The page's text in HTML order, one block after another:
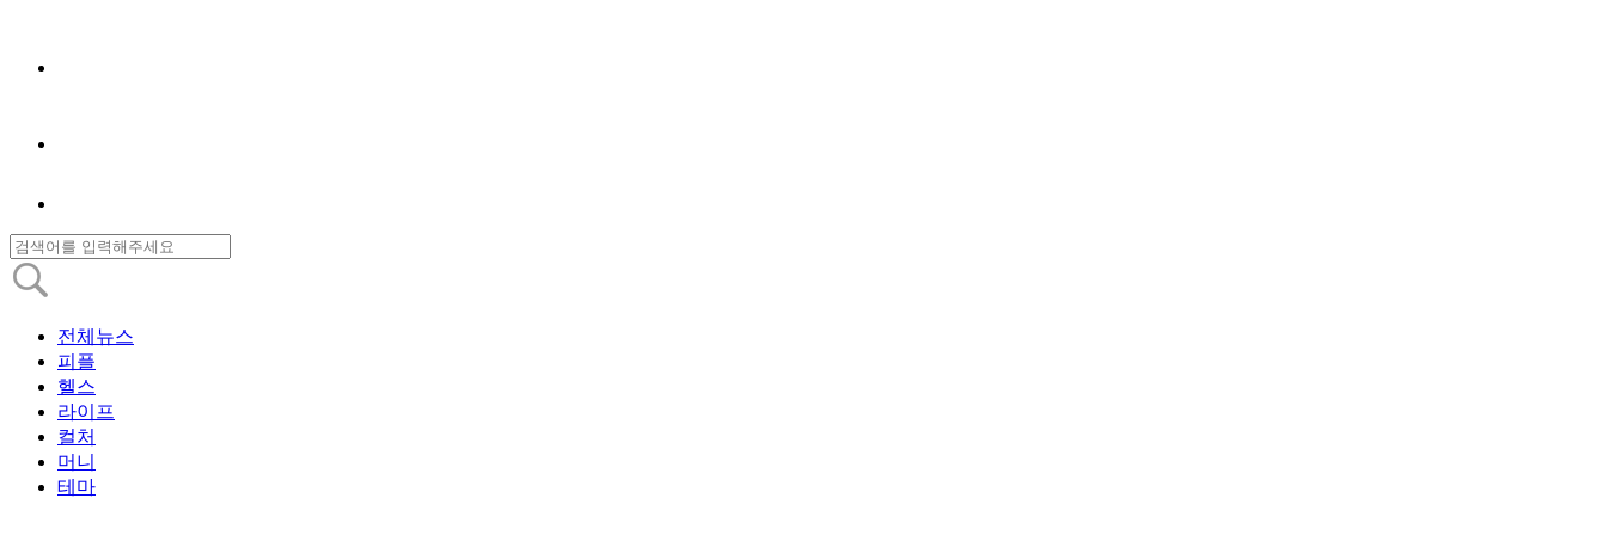
전체뉴스
피플
헬스
라이프
컬처
머니
테마